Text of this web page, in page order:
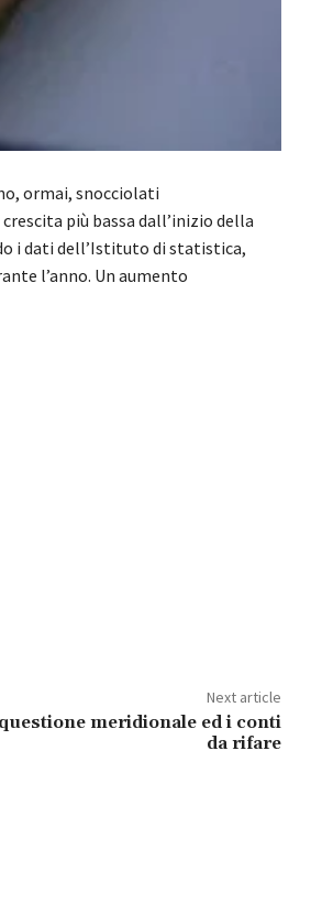
ormai, snocciolati
più bassa dall’inizio della
i dati dell’Istituto di statistica,
l’anno. Un aumento
Next article
meridionale ed i conti
da rifare